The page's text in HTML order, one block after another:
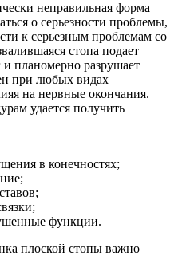
неправильная форма
о серьезности проблемы,
к серьезным проблемам со
стопа подает
планомерно разрушает
при любых видах
на нервные окончания.
удается получить
в конечностях;
функции.
плоской стопы важно